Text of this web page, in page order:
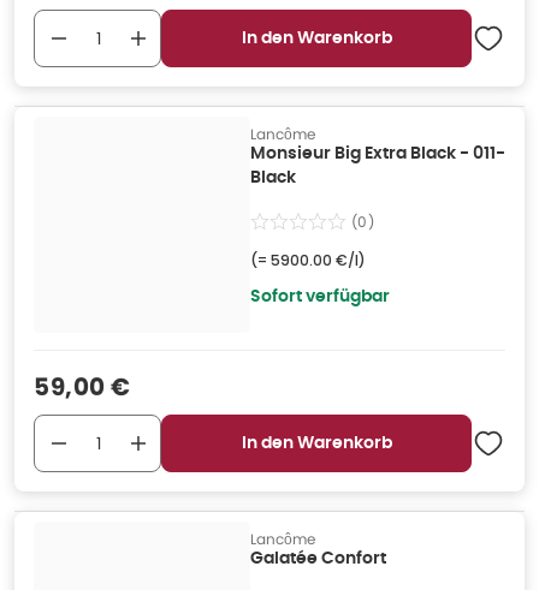
In den Warenkorb
Lancôme
Monsieur Big Extra Black - 011-
Black
(0)
(= 5900.00 €/l)
Sofort verfügbar
Verkaufspreis
59,00 €
In den Warenkorb
Lancôme
Galatée Confort